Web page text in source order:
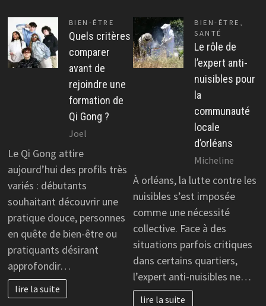
BIEN-ÊTRE
Quels critères
comparer
avant de
rejoindre une
formation de
Qi Gong ?
Joel
Le Qi Gong attire
aujourd’hui des profils très
variés : débutants
souhaitant découvrir une
pratique douce, personnes
en quête de bien-être ou
pratiquants désirant
approfondir…
lire la suite
BIEN-ÊTRE ,
SANTÉ
Le rôle de
l’expert anti-
nuisibles pour
la
communauté
locale
d’orléans
Micheline
À orléans, la lutte contre les
nuisibles s’est imposée
comme une nécessité
collective. Face à des
situations parfois critiques
dans certains quartiers,
l’expert anti-nuisibles ne…
lire la suite